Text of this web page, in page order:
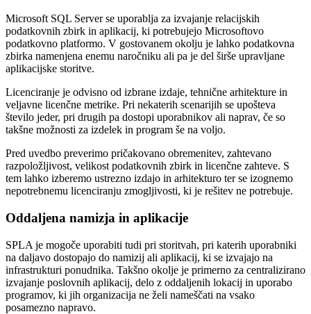
Microsoft SQL Server se uporablja za izvajanje relacijskih
podatkovnih zbirk in aplikacij, ki potrebujejo Microsoftovo
podatkovno platformo. V gostovanem okolju je lahko podatkovna
zbirka namenjena enemu naročniku ali pa je del širše upravljane
aplikacijske storitve.
Licenciranje je odvisno od izbrane izdaje, tehnične arhitekture in
veljavne licenčne metrike. Pri nekaterih scenarijih se upošteva
število jeder, pri drugih pa dostopi uporabnikov ali naprav, če so
takšne možnosti za izdelek in program še na voljo.
Pred uvedbo preverimo pričakovano obremenitev, zahtevano
razpoložljivost, velikost podatkovnih zbirk in licenčne zahteve. S
tem lahko izberemo ustrezno izdajo in arhitekturo ter se izognemo
nepotrebnemu licenciranju zmogljivosti, ki je rešitev ne potrebuje.
Oddaljena namizja in aplikacije
SPLA je mogoče uporabiti tudi pri storitvah, pri katerih uporabniki
na daljavo dostopajo do namizij ali aplikacij, ki se izvajajo na
infrastrukturi ponudnika. Takšno okolje je primerno za centralizirano
izvajanje poslovnih aplikacij, delo z oddaljenih lokacij in uporabo
programov, ki jih organizacija ne želi nameščati na vsako
posamezno napravo.